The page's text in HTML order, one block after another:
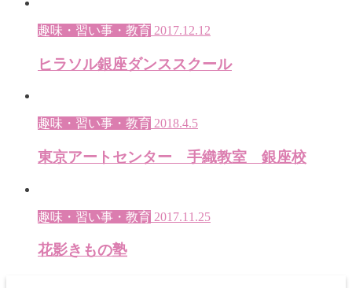
趣味・習い事・教育 2017.12.12
ヒラソル銀座ダンススクール
趣味・習い事・教育 2018.4.5
東京アートセンター 手織教室 銀座校
趣味・習い事・教育 2017.11.25
花影きもの塾